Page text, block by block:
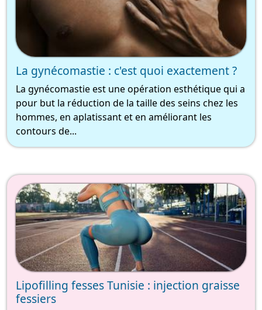
La gynécomastie : c'est quoi exactement ?
La gynécomastie est une opération esthétique qui a
pour but la réduction de la taille des seins chez les
hommes, en aplatissant et en améliorant les
contours de...
Lipofilling fesses Tunisie : injection graisse
fessiers